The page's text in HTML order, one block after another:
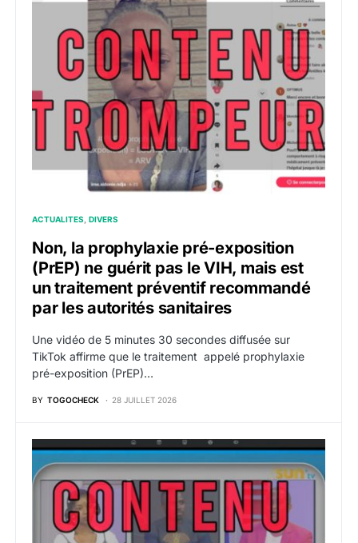
ACTUALITES DIVERS
Non, la prophylaxie pré-exposition
(PrEP) ne guérit pas le VIH, mais est
un traitement préventif recommandé
par les autorités sanitaires
Une vidéo de 5 minutes 30 secondes diffusée sur
TikTok affirme que le traitement appelé prophylaxie
pré-exposition (PrEP)…
BY TOGOCHECK 28 JUILLET 2026